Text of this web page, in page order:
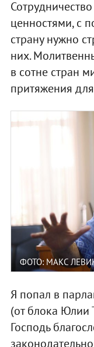
ценностями, с
страну нужно
них.
в сотне стран
притяжения
ФОТО: МАКС
Я попал в
(от блока Юлии
Господь